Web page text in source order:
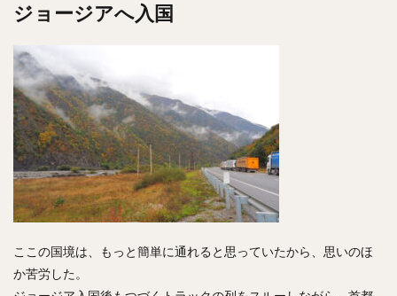
ジョージアへ入国
ここの国境は、もっと簡単に通れると思っていたから、思いのほ
か苦労した。